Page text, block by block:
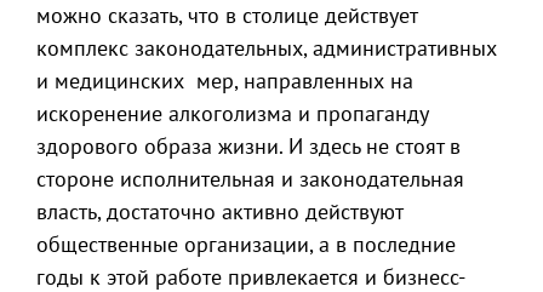
можно сказать, что в столице действует
комплекс законодательных, административных
и медицинских мер, направленных на
искоренение алкоголизма и пропаганду
здорового образа жизни. И здесь не стоят в
стороне исполнительная и законодательная
власть, достаточно активно действуют
общественные организации, а в последние
годы к этой работе привлекается и бизнесс-